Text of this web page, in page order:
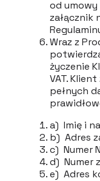
od
załącznik
Wraz z
życzenie
VAT.
pełnych
a) Imię i
b) Adres
c) Numer
d) Numer
e) Adres